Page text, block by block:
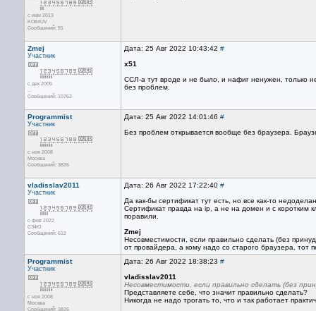
с июн 2013
KO84UV
Сообщений: 91
Zmej
Участник
с дек 2005
...
Сообщений: 10762
Дата: 25 Авг 2022 10:43:42 #
x51
ССЛ-а тут вроде и не было, и нафиг ненужен, только
без проблем.
Programmist
Участник
с ноя 2008
Москва
Сообщений: 3826
Дата: 25 Авг 2022 14:01:46 #
Без проблем открывается вообще без браузера.
vladisslav2011
Участник
с фев 2022
СЗФО
Сообщений: 612
Дата: 26 Авг 2022 17:22:40 #
Да как-бы сертификат тут есть, но все как-то
Сертификат правда на ip, а не на домен и с коротким
поравили.
Zmej
Несовместимости, если правильно сделать (без
от провайдера, а кому надо со старого браузера, тот
Programmist
Участник
с ноя 2008
Москва
Сообщений: 3826
Дата: 26 Авг 2022 18:38:23 #
vladisslav2011
Несовместимости, если правильно сделать (без
Представляете себе, что значит правильно сделать?
Никогда не надо трогать то, что и так работает